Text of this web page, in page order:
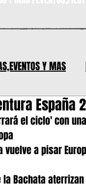
Y MAS
Bachata y
EVENTOS
CONCIERTOS 2026
España
el ciclo' con
vuelve a pisar
la Bachata